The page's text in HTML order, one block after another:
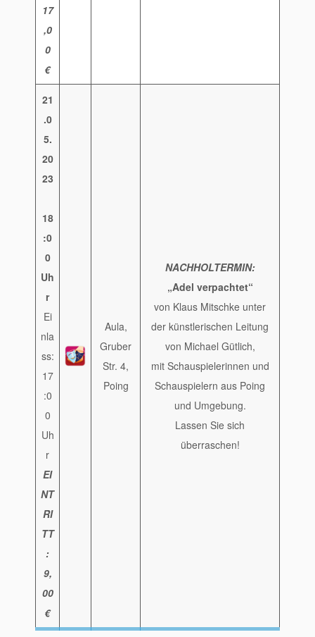
17
,0
0
€
21
.0
5.
20
23
18
:0
0
Uh
r
Ei
nla
ss:
17
:0
0
Uh
r
EI
NT
RI
TT
:
9,
00
€
Aula,
Gruber
Str. 4,
Poing
NACHHOLTERMIN:
„Adel verpachtet“
von Klaus Mitschke unter
der künstlerischen Leitung
von Michael Gütlich,
mit Schauspielerinnen und
Schauspielern aus Poing
und Umgebung.
Lassen Sie sich
überraschen!